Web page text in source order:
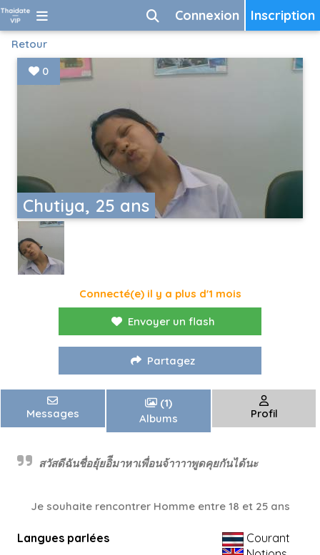
Inscription
Connexion
Retour
Chutiya, 25 ans
0
Connecté(e) il y a plus d'1 mois
Envoyer un flash
Partagez
Messages
(1)
Albums
Profil
สวัสดีฉันชื่อยุ้ยอิีมาหาเพื่อนจ้าาาาพูดคุยกันได้นะ
Je souhaite rencontrer Homme entre 18 et 25 ans
Langues parlées
Courant